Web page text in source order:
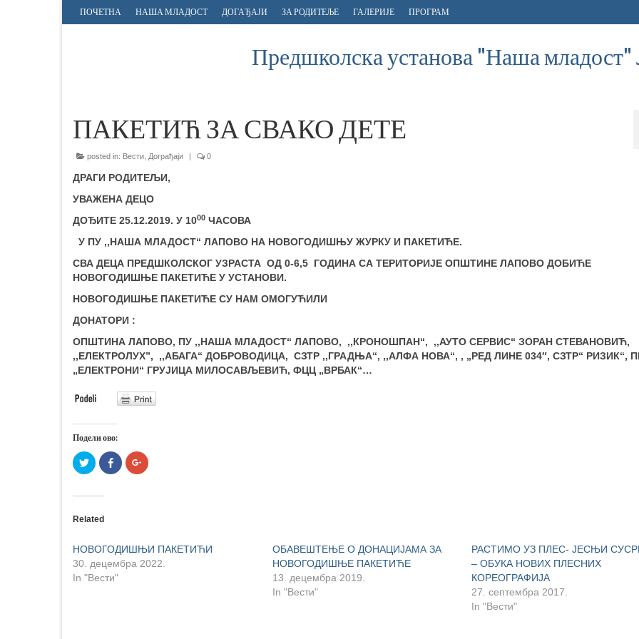
ПОЧЕТНА НАША МЛАДОСТ ДОГАЂАЈИ ЗА РОДИТЕЉЕ ГАЛЕРИЈЕ ПРОГРАМ
Предшколска установа "Наша младост"
ПАКЕТИЋ ЗА СВАКО ДЕТЕ
posted in: Вести Дограђаји | 0
ДРАГИ РОДИТЕЉИ,
УВАЖЕНА ДЕЦО
ДОЂИТЕ 25.12.2019. У 1000 ЧАСОВА
У ПУ ,,НАША МЛАДОСТ“ ЛАПОВО НА НОВОГОДИШЊУ ЖУРКУ И ПАКЕТИЋЕ.
СВА ДЕЦА ПРЕДШКОЛСКОГ УЗРАСТА ОД 0-6,5 ГОДИНА СА ТЕРИТОРИЈЕ ОПШТИНЕ ЛАПОВО ДОБИЋЕ
НОВОГОДИШЊЕ ПАКЕТИЋЕ У УСТАНОВИ.
НОВОГОДИШЊЕ ПАКЕТИЋЕ СУ НАМ ОМОГУЋИЛИ
ДОНАТОРИ :
ОПШТИНА ЛАПОВО, ПУ ,,НАША МЛАДОСТ“ ЛАПОВО, ,,КРОНОШПАН“, ,,АУТО СЕРВИС“ ЗОРАН СТЕВАНОВИЋ,
,,ЕЛЕКТРОЛУX”, ,,АБАГА“ ДОБРОВОДИЦА, СЗТР ,,ГРАДЊА“, ,,АЛФА НОВА“, , „РЕД ЛИНЕ 034″, СЗТР“ РИЗИК“,
„ЕЛЕКТРОНИ“ ГРУЈИЦА МИЛОСАВЉЕВИЋ, ФЦЦ „ВРБАК“…
Подели ово:
Притисните
да
бисте
на
in
Click
to
share
Притисните
да
Related
НОВОГОДИШЊИ ПАКЕТИЋИ
30. децембра 2022.
In "Вести"
ОБАВЕШТЕЊЕ О ДОНАЦИЈАМА ЗА
НОВОГОДИШЊЕ ПАКЕТИЋЕ
13. децембра 2019.
In "Вести"
РАСТИМО УЗ ПЛЕС- ЈЕСЊИ
– ОБУКА НОВИХ ПЛЕСНИХ
КОРЕОГРАФИЈА
27. септембра 2017.
In "Вести"